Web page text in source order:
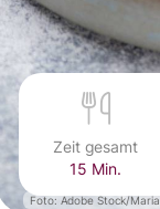
Foto: Adobe Stock/Maria
Zeit gesamt
15 Min.